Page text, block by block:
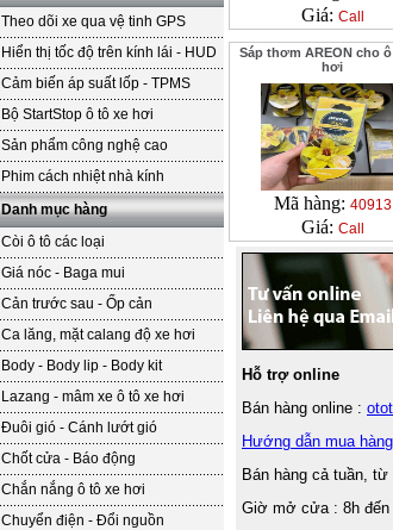
Theo dõi xe qua vệ tinh GPS
Hiển thị tốc độ trên kính lái - HUD
Cảm biến áp suất lốp - TPMS
Bộ StartStop ô tô xe hơi
Sản phẩm công nghệ cao
Phim cách nhiệt nhà kính
Danh mục hàng
Còi ô tô các loại
Giá nóc - Baga mui
Cản trước sau - Ốp cản
Ca lăng, mặt calang độ xe hơi
Body - Body lip - Body kit
Lazang - mâm xe ô tô xe hơi
Đuôi gió - Cánh lướt gió
Chốt cửa - Báo động
Chắn nắng ô tô xe hơi
Chuyển điện - Đổi nguồn
Giá: Call
Sáp thơm AREON cho
hơi
Mã hàng: 40913
Giá: Call
Hỗ trợ online
Bán hàng online :
Hướng dẫn mua
Bán hàng cả tuần,
Giờ mở cửa : 8h